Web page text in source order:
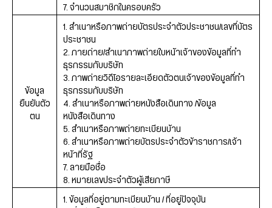
7. จำนวนสมาชิกในครอบครัว
ข้อมูล
ยืนยันตัว
ตน
1. สำเนาหรือภาพถ่ายบัตรประจำตัวประชาชน/เลขที่บัตร
ประชาชน
2. ภายถ่าย/สำเนาภาพถ่ายใบหน้าเจ้าของข้อมูลที่ทำ
ธุรกรรมกับบริษัท
3. ภาพถ่ายวิดีโอรายละเอียดตัวตนเจ้าของข้อมูลที่ทำ
ธุรกรรมกับบริษัท
4. สำเนาหรือภาพถ่ายหนังสือเดินทาง /ข้อมูล
หนังสือเดินทาง
5. สำเนาหรือภาพถ่ายทะเบียนบ้าน
6. สำเนาหรือภาพถ่ายบัตรประจำตัวข้าราชการ/เจ้า
หน้าที่รัฐ
7. ลายมือชื่อ
8. หมายเลขประจำตัวผู้เสียภาษี
1. ข้อมูลที่อยู่ตามทะเบียนบ้าน / ที่อยู่ปัจจุบัน